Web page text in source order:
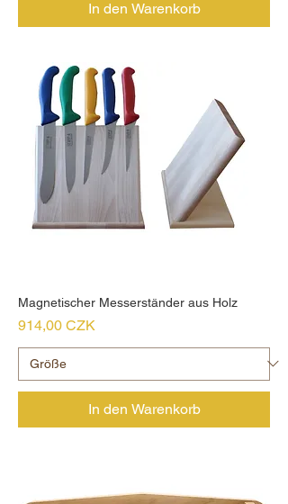
In den Warenkorb
Magnetischer Messerständer aus Holz
Preis
914,00 CZK
In den Warenkorb